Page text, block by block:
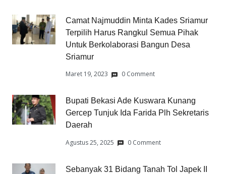
Camat Najmuddin Minta Kades Sriamur
Terpilih Harus Rangkul Semua Pihak
Untuk Berkolaborasi Bangun Desa
Sriamur
Maret 19, 2023 0 Comment
Bupati Bekasi Ade Kuswara Kunang
Gercep Tunjuk Ida Farida Plh Sekretaris
Daerah
Agustus 25, 2025 0 Comment
Sebanyak 31 Bidang Tanah Tol Japek II